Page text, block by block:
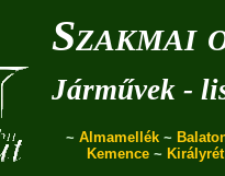
Szakmai
Járművek -
~ Almamellék ~
Kemence~ Királyrét